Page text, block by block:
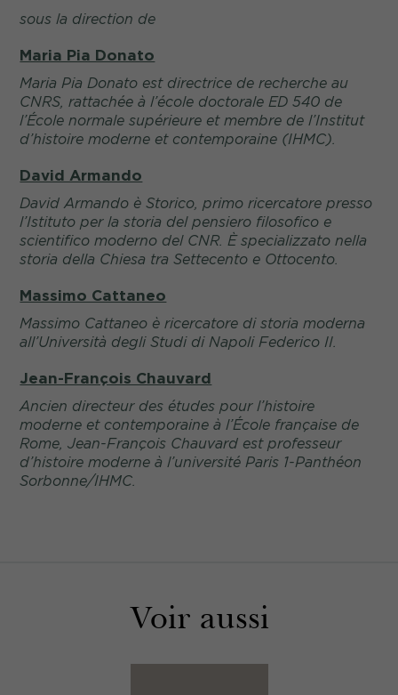
sous la direction de
Maria Pia Donato
Maria Pia Donato est directrice de recherche au
CNRS, rattachée à l’école doctorale ED 540 de
l’École normale supérieure et membre de l’Institut
d’histoire moderne et contemporaine (IHMC).
David Armando
David Armando è Storico, primo ricercatore presso
l’Istituto per la storia del pensiero filosofico e
scientifico moderno del CNR. È specializzato nella
storia della Chiesa tra Settecento e Ottocento.
Massimo Cattaneo
Massimo Cattaneo è ricercatore di storia moderna
all’Università degli Studi di Napoli Federico II.
Jean-François Chauvard
Ancien directeur des études pour l’histoire
moderne et contemporaine à l’École française de
Rome, Jean-François Chauvard est professeur
d’histoire moderne à l’université Paris 1-Panthéon
Sorbonne/IHMC.
Voir aussi